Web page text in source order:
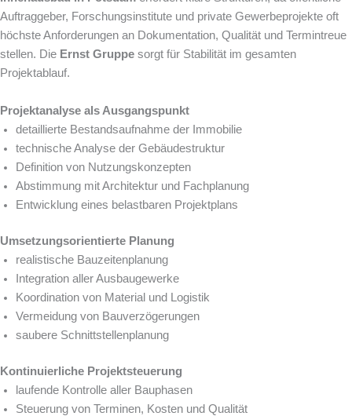
Auftraggeber, Forschungsinstitute und private Gewerbeprojekte oft
höchste Anforderungen an Dokumentation, Qualität und Termintreue
stellen. Die Ernst Gruppe sorgt für Stabilität im gesamten
Projektablauf.
Projektanalyse als Ausgangspunkt
detaillierte Bestandsaufnahme der Immobilie
technische Analyse der Gebäudestruktur
Definition von Nutzungskonzepten
Abstimmung mit Architektur und Fachplanung
Entwicklung eines belastbaren Projektplans
Umsetzungsorientierte Planung
realistische Bauzeitenplanung
Integration aller Ausbaugewerke
Koordination von Material und Logistik
Vermeidung von Bauverzögerungen
saubere Schnittstellenplanung
Kontinuierliche Projektsteuerung
laufende Kontrolle aller Bauphasen
Steuerung von Terminen, Kosten und Qualität